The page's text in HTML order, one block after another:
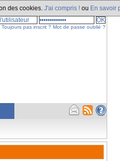
des cookies. J'ai compris ! ou En savoir
Toujours pas inscrit ? Mot de passe oublié ?